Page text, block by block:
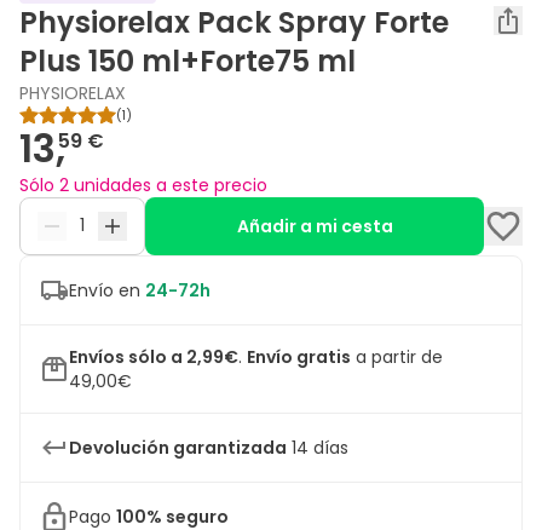
Physiorelax Pack Spray Forte
Plus 150 ml+Forte75 ml
PHYSIORELAX
(1)
13,59 €
Sólo 2 unidades a este precio
Añadir a mi cesta
Envío en 24-72h
Envíos sólo a 2,99€. Envío gratis a partir de
49,00€
Devolución garantizada 14 días
Pago 100% seguro